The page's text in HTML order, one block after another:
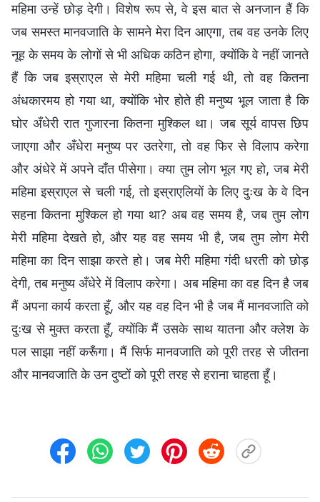
महिमा उन्हें छोड़ देगी। विशेष रूप से, वे इस बात से अनजान हैं कि
जब समस्त मानवजाति के सामने मेरा दिन आएगा, तब वह उनके लिए
नूह के समय के लोगों से भी अधिक कठिन होगा, क्योंकि वे नहीं जानते
हैं कि जब इस्राएल से मेरी महिमा चली गई थी, तो वह कितना
अंधकारमय हो गया था, क्योंकि भोर होते ही मनुष्य भूल जाता है कि
घोर अँधेरी रात गुजारना कितना मुश्किल था। जब सूर्य वापस छिप
जाएगा और अँधेरा मनुष्य पर उतरेगा, तो वह फिर से विलाप करेगा
और अंधेरे में अपने दाँत पीसेगा। क्या तुम लोग भूल गए हो, जब मेरी
महिमा इस्राएल से चली गई, तो इस्राएलियों के लिए दुःख के वे दिन
सहना कितना मुश्किल हो गया था? अब वह समय है, जब तुम लोग
मेरी महिमा देखते हो, और यह वह समय भी है, जब तुम लोग मेरी
महिमा का दिन साझा करते हो। जब मेरी महिमा गंदी धरती को छोड़
देगी, तब मनुष्य अँधेरे में विलाप करेगा। अब महिमा का वह दिन है जब
मैं अपना कार्य करता हूँ, और यह वह दिन भी है जब मैं मानवजाति को
दुःख से मुक्त करता हूँ, क्योंकि मैं उसके साथ यातना और क्लेश के
पल साझा नहीं करूँगा। मैं सिर्फ मानवजाति को पूरी तरह से जीतना
और मानवजाति के उन दुष्टों को पूरी तरह से हराना चाहता हूँ।